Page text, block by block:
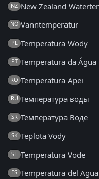
NZ New Zealand
NO Vanntemperatur
PL Temperatura Wody
PT Temperatura da Água
RO Temperatura Apei
RU Температура воды
SR Температура Воде
SK Teplota Vody
SL Temperatura Vode
ES Temperatura del Agua